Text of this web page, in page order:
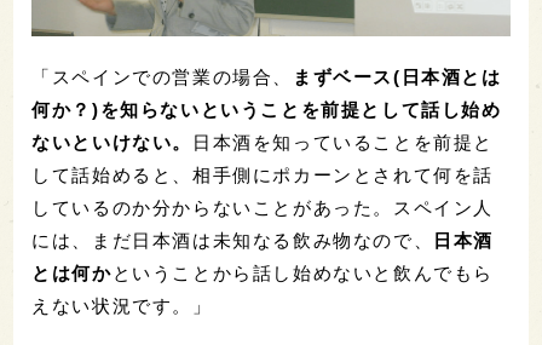
「スペインでの営業の場合、
まずベース(日本酒とは
何か？)を知らないということを前提として話し始め
ないといけない。
日本酒を知っていることを前提と
して話始めると、相手側にポカーンとされて何を話
しているのか分からないことがあった。スペイン人
には、まだ日本酒は未知なる飲み物なので、
日本酒
とは何かということから話し始めないと飲んでもら
えない状況です。」